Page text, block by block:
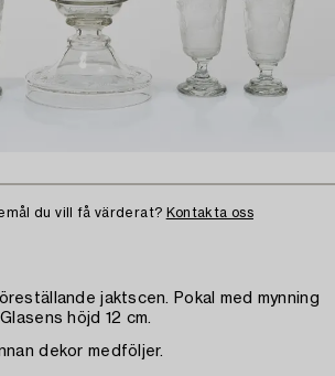
du vill få värderat? Kontakta oss
jaktscen. Pokal med mynning
höjd 12 cm.
dekor medföljer.